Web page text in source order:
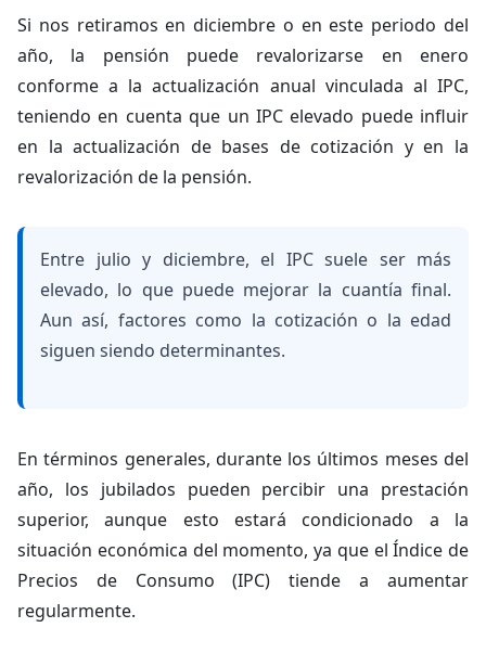
Si nos retiramos en diciembre o en este periodo del
año, la pensión puede revalorizarse en enero
conforme a la actualización anual vinculada al IPC,
teniendo en cuenta que un IPC elevado puede influir
en la actualización de bases de cotización y en la
revalorización de la pensión.
Entre julio y diciembre, el IPC suele ser más
elevado, lo que puede mejorar la cuantía final.
Aun así, factores como la cotización o la edad
siguen siendo determinantes.
En términos generales, durante los últimos meses del
año, los jubilados pueden percibir una prestación
superior, aunque esto estará condicionado a la
situación económica del momento, ya que el Índice de
Precios de Consumo (IPC) tiende a aumentar
regularmente.